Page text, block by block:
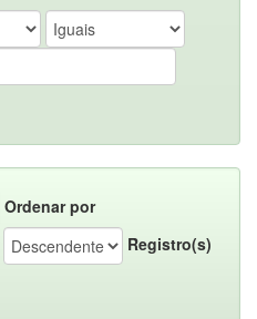
Ordenar por
Registro(s)